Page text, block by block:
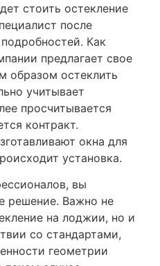
стоить остекление
после
Как
предлагает свое
образом остеклить
учитывает
просчитывается
контракт.
окна для
установка.
вы
решение. Важно не
на лоджии, но и
со стандартами,
геометрии